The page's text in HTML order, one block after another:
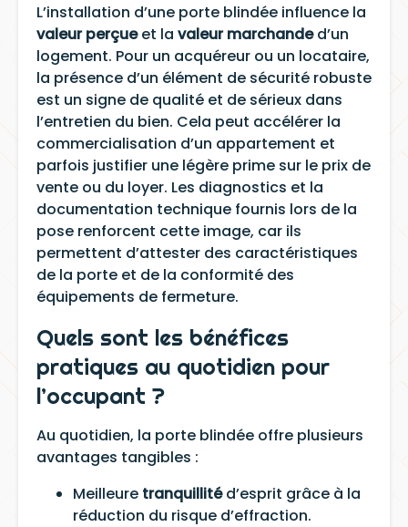
L’installation d’une porte blindée influence la
valeur perçueet la valeur marchanded’un
logement. Pour un acquéreur ou un locataire,
la présence d’un élément de sécurité robuste
est un signe de qualité et de sérieux dans
l’entretien du bien. Cela peut accélérer la
commercialisation d’un appartement et
parfois justifier une légère prime sur le prix de
vente ou du loyer. Les diagnostics et la
documentation technique fournis lors de la
pose renforcent cette image, car ils
permettent d’attester des caractéristiques
de la porte et de la conformité des
équipements de fermeture.
Quels sont les bénéfices
pratiques au quotidien pour
l’occupant ?
Au quotidien, la porte blindée offre plusieurs
avantages tangibles :
Meilleure tranquillitéd’esprit grâce à la
réduction du risque d’effraction.